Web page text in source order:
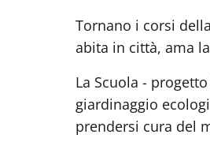
Tornano i corsi
abita in città, ama
La Scuola -
giardinaggio
prendersi cura del